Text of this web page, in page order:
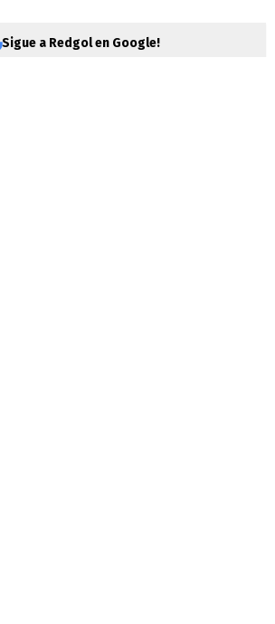
Sigue a Redgol en Google!